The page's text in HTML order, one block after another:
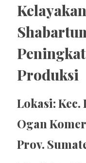
Produksi
Lokasi: Kec.
Ogan
Prov.